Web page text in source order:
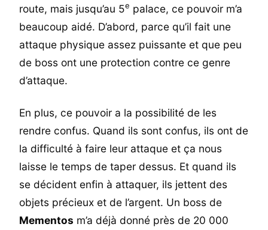
route, mais jusqu’au 5e palace, ce pouvoir m’a
beaucoup aidé. D’abord, parce qu’il fait une
attaque physique assez puissante et que peu
de boss ont une protection contre ce genre
d’attaque.
En plus, ce pouvoir a la possibilité de les
rendre confus. Quand ils sont confus, ils ont de
la difficulté à faire leur attaque et ça nous
laisse le temps de taper dessus. Et quand ils
se décident enfin à attaquer, ils jettent des
objets précieux et de l’argent. Un boss de
Mementos m’a déjà donné près de 20 000